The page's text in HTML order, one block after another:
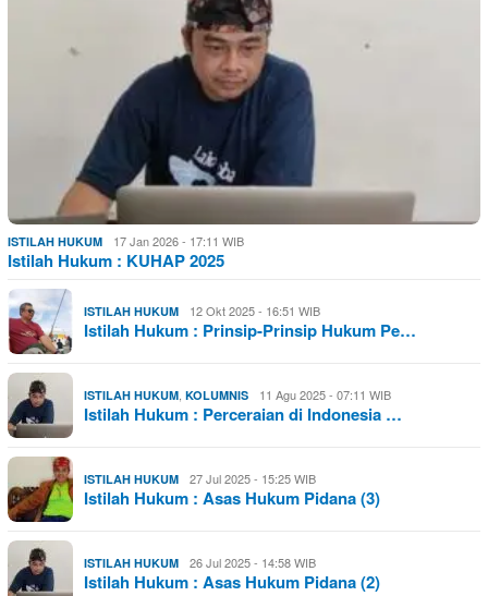
ISTILAH HUKUM 17 Jan 2026 - 17:11 WIB
Istilah Hukum : KUHAP 2025
ISTILAH HUKUM 12 Okt 2025 - 16:51 WIB
Istilah Hukum : Prinsip-Prinsip Hukum Pe…
ISTILAH HUKUM, KOLUMNIS 11 Agu 2025 - 07:11 WIB
Istilah Hukum : Perceraian di Indonesia …
ISTILAH HUKUM 27 Jul 2025 - 15:25 WIB
Istilah Hukum : Asas Hukum Pidana (3)
ISTILAH HUKUM 26 Jul 2025 - 14:58 WIB
Istilah Hukum : Asas Hukum Pidana (2)